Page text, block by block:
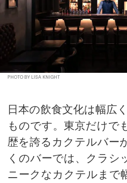
PHOTO BY LISA KNIGHT
日本の飲食文化は幅広
ものです。東京だけで
歴を誇るカクテルバー
くのバーでは、クラシ
ニークなカクテルまで